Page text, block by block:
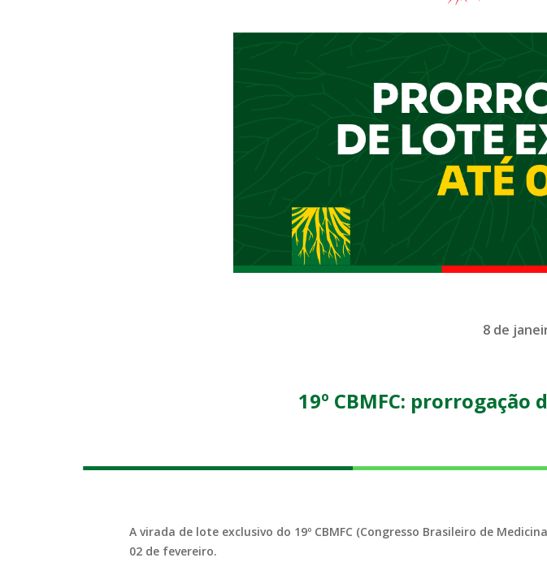
8 de
19º CBMFC:
A virada de lote exclusivo do 19º CBMFC (Congresso Brasileiro de
02 de fevereiro.